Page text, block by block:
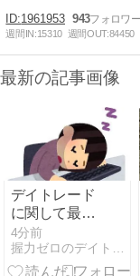
1961953 943
週間IN:15310 週間OUT:84450
最新の記事画像
デイトレード
に関して最近
思うこと
（2026/8/10の
デイトレード
4分前